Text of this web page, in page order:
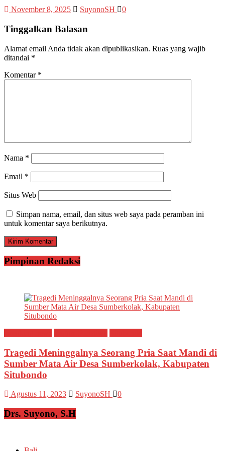
November 8, 2025 SuyonoSH 0
Tinggalkan Balasan
Alamat email Anda tidak akan dipublikasikan. Ruas yang wajib
ditandai *
Komentar *
Nama *
Email *
Situs Web
Simpan nama, email, dan situs web saya pada peramban ini
untuk komentar saya berikutnya.
Pimpinan Redaksi
Tragedi Meninggalnya Seorang Pria Saat Mandi di
Sumber Mata Air Desa Sumberkolak, Kabupaten
Situbondo
Agustus 11, 2023 SuyonoSH 0
Drs. Suyono, S.H